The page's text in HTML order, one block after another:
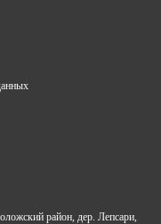
район, дер. Лепсари,